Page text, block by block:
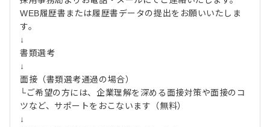
WEB履歴書または履歴書データの提出をお願いいたしま
す。
↓
書類選考
↓
面接（書類選考通過の場合）
└ご希望の方には、企業理解を深める面接対策や面接のコ
ツなど、サポートをおこないます（無料）
↓